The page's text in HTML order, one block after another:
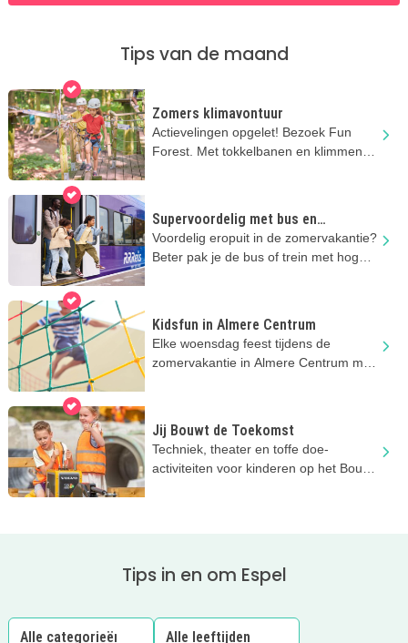
Tips van de maand
Zomers klimavontuur
Actievelingen opgelet! Bezoek Fun
Forest. Met tokkelbanen en klimmen
Supervoordelig met bus en
regionale trein
Voordelig eropuit in de zomervakantie?
Beter pak je de bus of trein met hoge
Kidsfun in Almere Centrum
Elke woensdag feest tijdens de
zomervakantie in Almere Centrum met
Jij Bouwt de Toekomst
Techniek, theater en toffe doe-
activiteiten voor kinderen op het Bouw
Tips in en om Espel